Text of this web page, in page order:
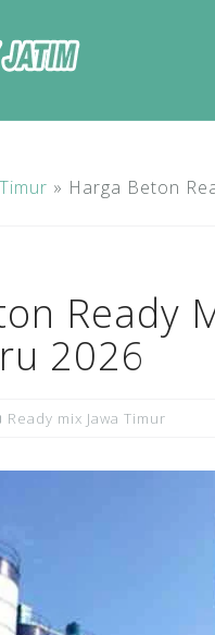
» Harga Beton
Ready
2026
Ready mix Jawa Timur